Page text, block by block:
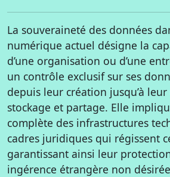
La souveraineté des données
numérique actuel désigne la
d’une organisation ou d’une
un contrôle exclusif sur ses
depuis leur création jusqu’à
stockage et partage. Elle
complète des infrastructures
cadres juridiques qui régissent
garantissant ainsi leur
ingérence étrangère non